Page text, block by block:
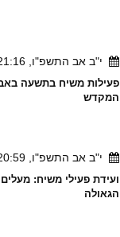
י"ב אב התשפ"ו, 21:16
פעילות משיח בתשעה
המקדש
י"ב אב התשפ"ו, 20:59
ועידת פעילי משיח:
הגאולה